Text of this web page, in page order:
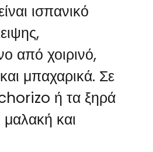
ισπανικό
από χοιρινό,
μπαχαρικά. Σε
ή τα ξηρά
μαλακή και